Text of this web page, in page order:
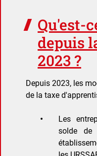
Qu'est-
depuis
2023 ?
Depuis 2023, les
de la taxe
Les
solde de